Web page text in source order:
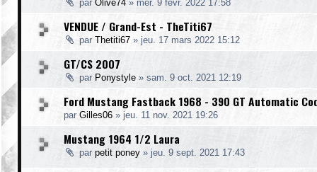
par Olive74 » mer. 9 févr. 2022 17:58
VENDUE / Grand-Est - TheTiti67
par Thetiti67 » jeu. 17 mars 2022 15:12
GT/CS 2007
par Ponystyle » sam. 9 oct. 2021 12:19
Ford Mustang Fastback 1968 - 390 GT Automatic
par Gilles06 » jeu. 11 nov. 2021 19:26
Mustang 1964 1/2 Laura
par petit poney » jeu. 9 sept. 2021 17:43